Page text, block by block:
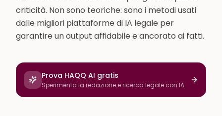
criticità. Non sono teoriche: sono i metodi usati
dalle migliori piattaforme di IA legale per
garantire un output affidabile e ancorato ai fatti.
Prova HAQQ AI gratis
Sperimenta la redazione e ricerca legale con IA